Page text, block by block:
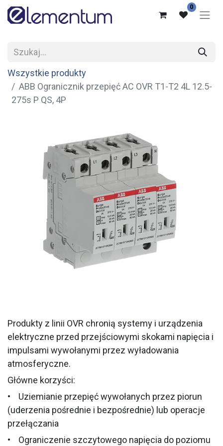
0
Wszystkie produkty
ABB Ogranicznik przepięć AC OVR T1-T2 4L 12.5-
275s P QS, 4P
Produkty z linii OVR chronią systemy i urządzenia
elektryczne przed przejściowymi skokami napięcia i
impulsami wywołanymi przez wyładowania
atmosferyczne.
Główne korzyści:
• Uziemianie przepięć wywołanych przez piorun
(uderzenia pośrednie i bezpośrednie) lub operacje
przełączania
• Ograniczenie szczytowego napięcia do poziomu